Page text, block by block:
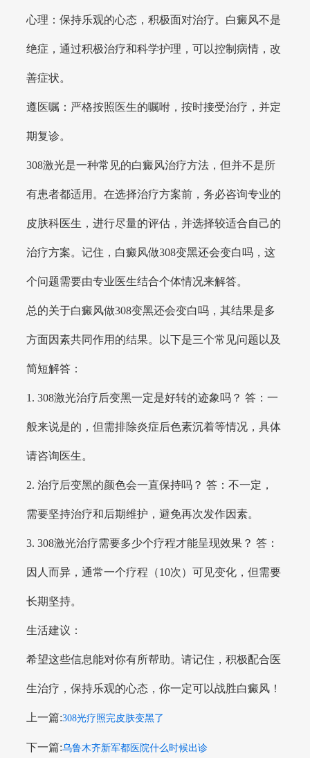
心理：保持乐观的心态，积极面对治疗。白癜风不是
绝症，通过积极治疗和科学护理，可以控制病情，改
善症状。
遵医嘱：严格按照医生的嘱咐，按时接受治疗，并定
期复诊。
308激光是一种常见的白癜风治疗方法，但并不是所
有患者都适用。在选择治疗方案前，务必咨询专业的
皮肤科医生，进行尽量的评估，并选择较适合自己的
治疗方案。记住，白癜风做308变黑还会变白吗，这
个问题需要由专业医生结合个体情况来解答。
总的关于白癜风做308变黑还会变白吗，其结果是多
方面因素共同作用的结果。以下是三个常见问题以及
简短解答：
1. 308激光治疗后变黑一定是好转的迹象吗？ 答：一
般来说是的，但需排除炎症后色素沉着等情况，具体
请咨询医生。
2. 治疗后变黑的颜色会一直保持吗？ 答：不一定，
需要坚持治疗和后期维护，避免再次发作因素。
3. 308激光治疗需要多少个疗程才能呈现效果？ 答：
因人而异，通常一个疗程（10次）可见变化，但需要
长期坚持。
生活建议：
希望这些信息能对你有所帮助。请记住，积极配合医
生治疗，保持乐观的心态，你一定可以战胜白癜风！
上一篇:308光疗照完皮肤变黑了
下一篇:乌鲁木齐新军都医院什么时候出诊